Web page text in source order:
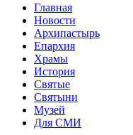
Главная
Новости
Архипастырь
Епархия
Храмы
История
Святые
Святыни
Музей
Для СМИ